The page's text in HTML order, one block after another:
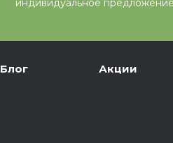
индивидуальное
Блог Акции